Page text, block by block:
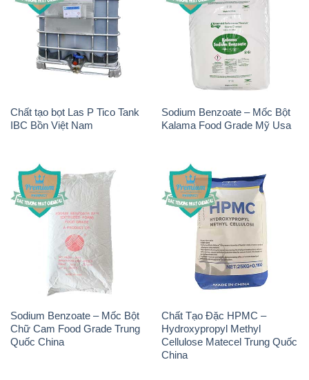
Chất tạo bọt Las P Tico Tank
IBC Bồn Việt Nam
Sodium Benzoate – Mốc Bột
Kalama Food Grade Mỹ Usa
Sodium Benzoate – Mốc Bột
Chữ Cam Food Grade Trung
Quốc China
Chất Tạo Đặc HPMC –
Hydroxypropyl Methyl
Cellulose Matecel Trung Quốc
China